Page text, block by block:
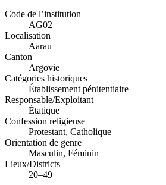
Code de l’institution
AG02
Localisation
Aarau
Canton
Argovie
Catégories historiques
Établissement pénitentiaire
Responsable/Exploitant
Étatique
Confession religieuse
Protestant, Catholique
Orientation de genre
Masculin, Féminin
Lieux/Districts
20–49